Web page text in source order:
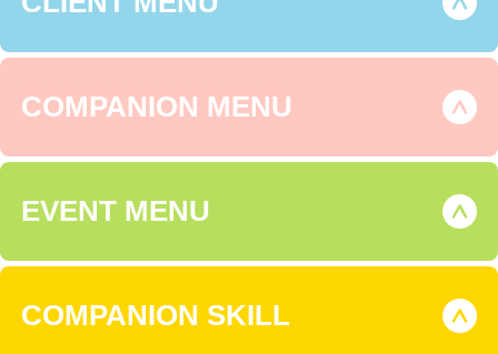
COMPANION MENU
EVENT MENU
COMPANION SKILL